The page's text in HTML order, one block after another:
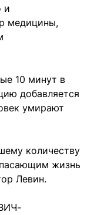
и
медицины,
10 минут в
добавляется
умирают
количеству
жизнь
Левин.